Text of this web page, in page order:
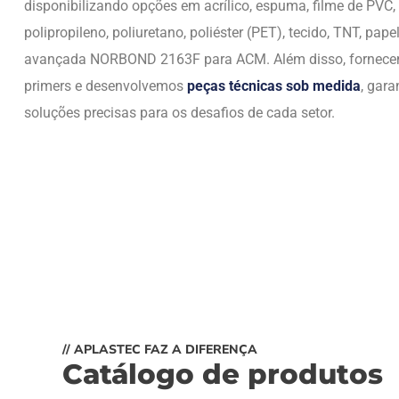
disponibilizando opções em acrílico, espuma, filme de PVC,
polipropileno, poliuretano, poliéster (PET), tecido, TNT,
avançada NORBOND 2163F para ACM. Além disso,
primers e desenvolvemos peças técnicas sob medida,
soluções precisas para os desafios de cada setor.
// APLASTEC FAZ A DIFERENÇA
Catálogo de produtos